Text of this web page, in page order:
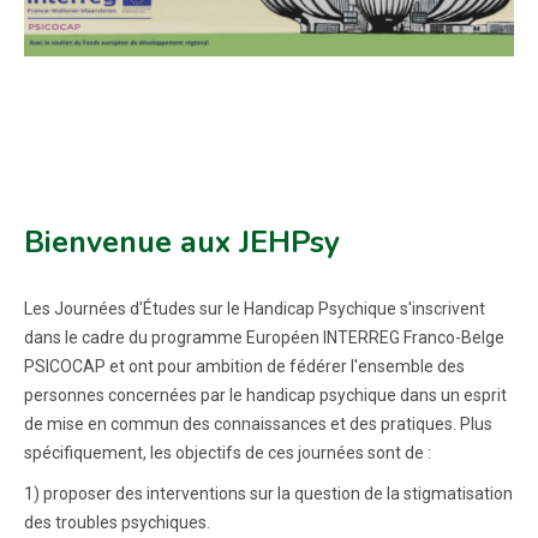
Bienvenue aux JEHPsy
Les Journées d'Études sur le Handicap Psychique s'inscrivent
dans le cadre du programme Européen INTERREG Franco-Belge
PSICOCAP et ont pour ambition de fédérer l'ensemble des
personnes concernées par le handicap psychique dans un esprit
de mise en commun des connaissances et des pratiques. Plus
spécifiquement, les objectifs de ces journées sont de :
1) proposer des interventions sur la question de la stigmatisation
des troubles psychiques.